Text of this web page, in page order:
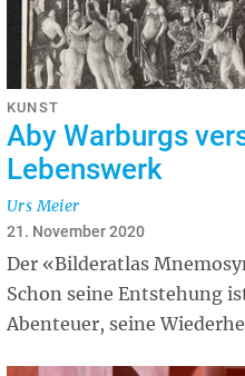
KUNST
Aby Warburgs
Lebenswerk
Urs Meier
21. November 2020
Der «Bilderatlas
Schon seine Entstehung
Abenteuer, seine